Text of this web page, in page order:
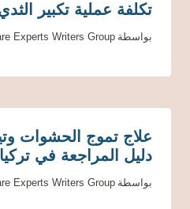
تكلفة عملية تكبير الثدي
بواسطة Experts Writers Group
علاج تموج الحشوات
دليل المراجعة في تركيا
بواسطة Experts Writers Group